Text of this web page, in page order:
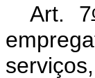
Art. 7